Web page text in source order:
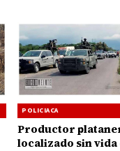
POLICIACA
Productor
localizado sin